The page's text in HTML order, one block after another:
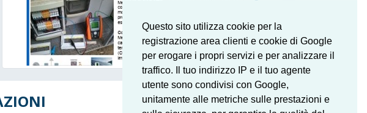
Questo sito utilizza cookie per la
registrazione area clienti e cookie di Google
per erogare i propri servizi e per analizzare il
traffico. Il tuo indirizzo IP e il tuo agente
utente sono condivisi con Google,
unitamente alle metriche sulle prestazioni e